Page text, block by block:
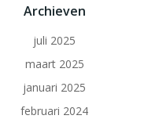
Archieven
juli 2025
maart 2025
januari 2025
februari 2024